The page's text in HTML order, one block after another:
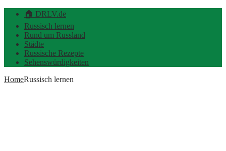
🏠 DRLV.de
Russisch lernen
Rund um Russland
Städte
Russische Rezepte
Sehenswürdigkeiten
HomeRussisch lernen